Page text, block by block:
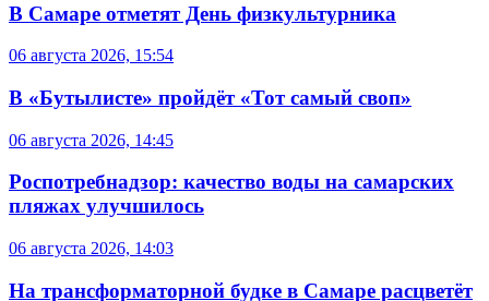
В Самаре отметят День физкультурника
06 августа 2026, 15:54
В «Бутылисте» пройдёт «Тот самый своп»
06 августа 2026, 14:45
Роспотребнадзор: качество воды на самарских
пляжах улучшилось
06 августа 2026, 14:03
На трансформаторной будке в Самаре расцветёт